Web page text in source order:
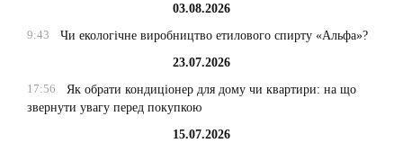
03.08.2026
9:43
Чи екологічне виробництво етилового спирту «Альфа»?
23.07.2026
17:56
Як обрати кондиціонер для дому чи квартири: на що
звернути увагу перед покупкою
15.07.2026